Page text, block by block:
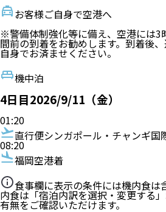
お客様ご自身で空港へ
※警備体制強化等に備え、空港には3
間前の到着をお勧めします。到着後
自身でお済ませください。
機中泊
4日目2026/9/11（金）
01:20
直行便シンガポール・チャンギ国
08:20
福岡空港着
食事欄に表示の条件には機内食は
内食は「宿泊内訳を選択・変更する
有無をご確認いただけます。